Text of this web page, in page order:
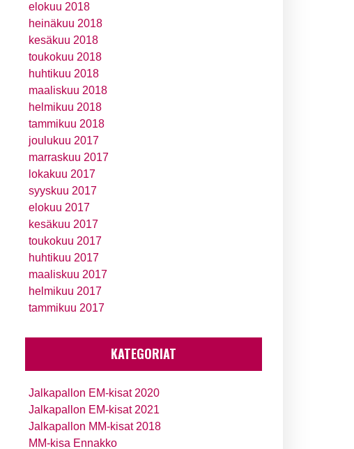
elokuu 2018
heinäkuu 2018
kesäkuu 2018
toukokuu 2018
huhtikuu 2018
maaliskuu 2018
helmikuu 2018
tammikuu 2018
joulukuu 2017
marraskuu 2017
lokakuu 2017
syyskuu 2017
elokuu 2017
kesäkuu 2017
toukokuu 2017
huhtikuu 2017
maaliskuu 2017
helmikuu 2017
tammikuu 2017
KATEGORIAT
Jalkapallon EM-kisat 2020
Jalkapallon EM-kisat 2021
Jalkapallon MM-kisat 2018
MM-kisa Ennakko